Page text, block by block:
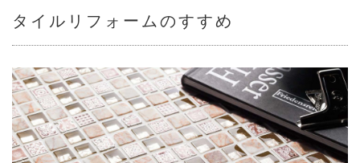
タイルリフォームのすすめ